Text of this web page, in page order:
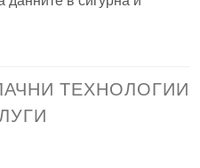
ТЕХНОЛОГИИ